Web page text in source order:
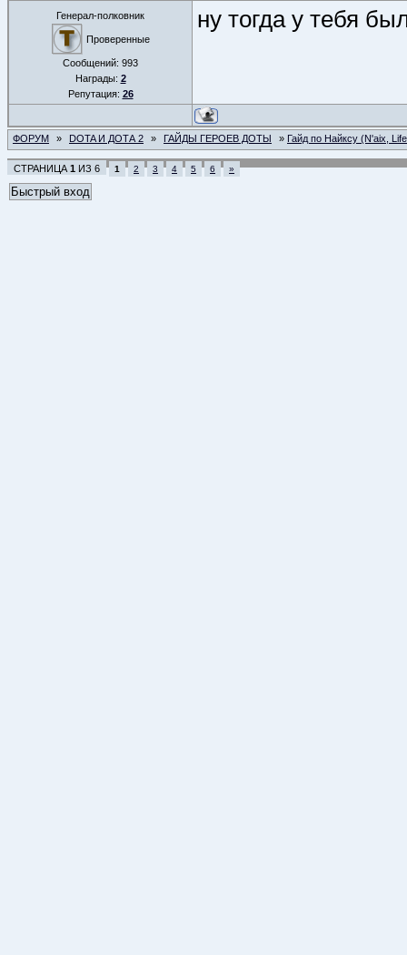
Генерал-полковник
Проверенные
Сообщений: 993
Награды: 2
Репутация: 26
ну тогда у тебя
ФОРУМ » DOTA И ДОТА 2 » ГАЙДЫ ГЕРОЕВ ДОТЫ » Гайд по Найксу (N'aix,
СТРАНИЦА 1 ИЗ 6 1 2 3 4 5 6 »